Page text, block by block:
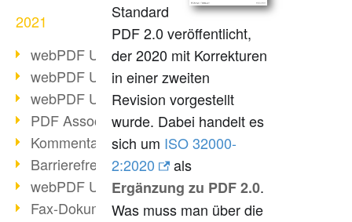
2021
webPDF Update 8.0.0.2376
webPDF Update 8.0.0.2374
webPDF Update 8.0.0.2372
PDF Association 2021 Entwicklungen
Kommentare im PDF einfügen
Barrierefreie PDF-Dokumente (3/3)
webPDF Update 8.0.0.2338
Fax-Dokumente in Workflow
Standard
PDF 2.0 veröffentlicht,
der 2020 mit Korrekturen
in einer zweiten
Revision vorgestellt
wurde. Dabei handelt es
sich um ISO 32000-
2:2020
als
Ergänzung zu PDF 2.0.
Was muss man über die